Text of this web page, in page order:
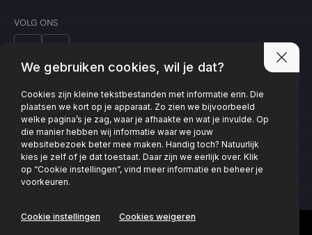
VOLG ONS
Privacy policy
We gebruiken cookies, wil je dat?
Cookies zijn kleine tekstbestanden met informatie erin. Die
plaatsen we kort op je apparaat. Zo zien we bijvoorbeeld
welke pagina’s je zag, waar je afhaakte en wat je invulde. Op
die manier hebben wij informatie waar we jouw
websitebezoek beter mee maken. Handig toch? Natuurlijk
kies je zelf of je dat toestaat. Daar zijn we eerlijk over. Klik
op “Cookie instellingen”, vind meer informatie en beheer je
voorkeuren.
Cookie instellingen Cookies weigeren